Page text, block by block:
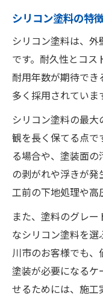
シリコン塗料の特
シリコン塗料は、
です。耐久性とコス
耐用年数が期待でき
多く採用されていま
シリコン塗料の最
観を長く保てる点で
る場合や、塗装面
の剥がれや浮きが
工前の下地処理や高
また、塗料のグレ
なシリコン塗料を選
川市のお客様でも
塗装が必要になるケ
せるためには、施工